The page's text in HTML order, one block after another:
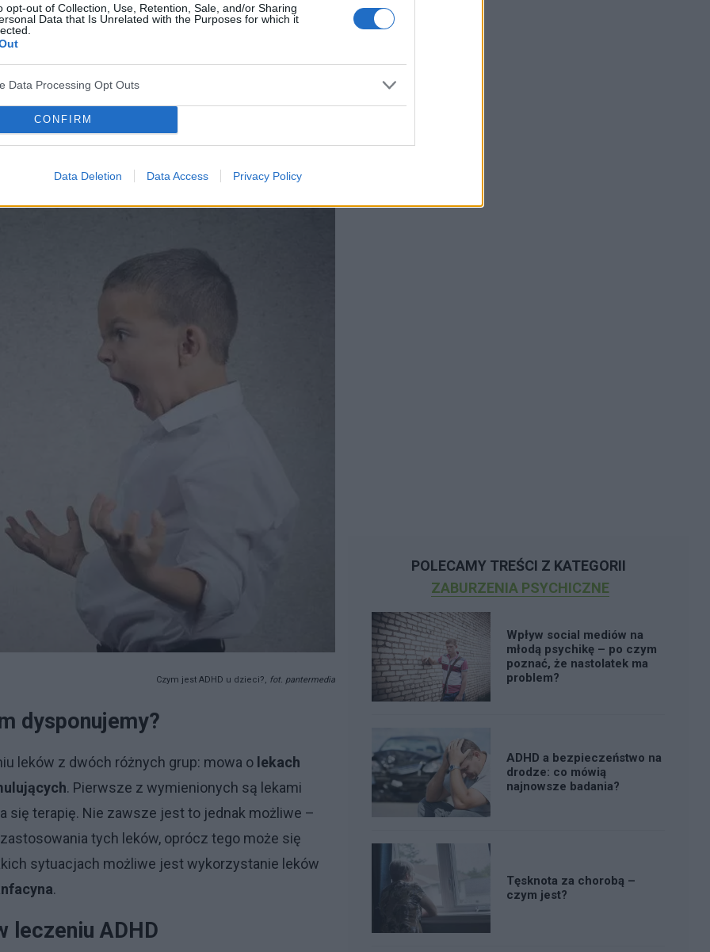
opt-out of Collection, Use, Retention, Sale, and/or Sharing
Data that Is Unrelated with the Purposes for which it
Data Processing Opt Outs
CONFIRM
Data Deletion Data Access Privacy Policy
natury terapeutycznej (m.in. treningi
oraz – w razie konieczności –
możliwe jest wyleczenie ADHD
objawowo, co oznacza, że kiedy są one
objawy ADHD.
Czym jest ADHD u dzieci?, fot. pantermedia
dysponujemy?
leków z dwóch różnych grup: mowa o lekach
. Pierwsze z wymienionych są lekami
się terapię. Nie zawsze jest to jednak możliwe –
tych leków, oprócz tego może się
sytuacjach możliwe jest wykorzystanie leków
.
leczeniu ADHD
POLECAMY TREŚCI Z KATEGORII
ZABURZENIA PSYCHICZNE
Wpływ social mediów na
młodą psychikę – po czym
poznać, że nastolatek ma
problem?
ADHD a bezpieczeństwo na
drodze: co mówią
najnowsze badania?
Tęsknota za chorobą –
czym jest?